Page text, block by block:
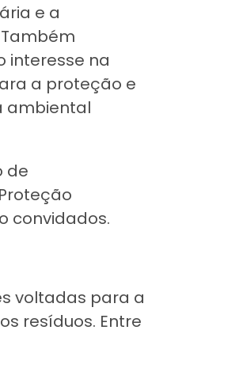
e a
interesse na
a proteção e
ambiental
de
convidados.
voltadas para a
resíduos. Entre